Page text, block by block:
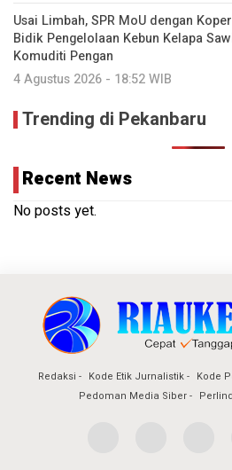
Usai Limbah, SPR MoU dengan
Bidik Pengelolaan Kebun Kelapa
Komuditi Pengan
4 Agustus 2026 - 18:52 WIB
Trending di Pekanbaru
Recent News
No posts yet.
Redaksi Kode Etik Jurnalistik
Kode
Pedoman Media Siber